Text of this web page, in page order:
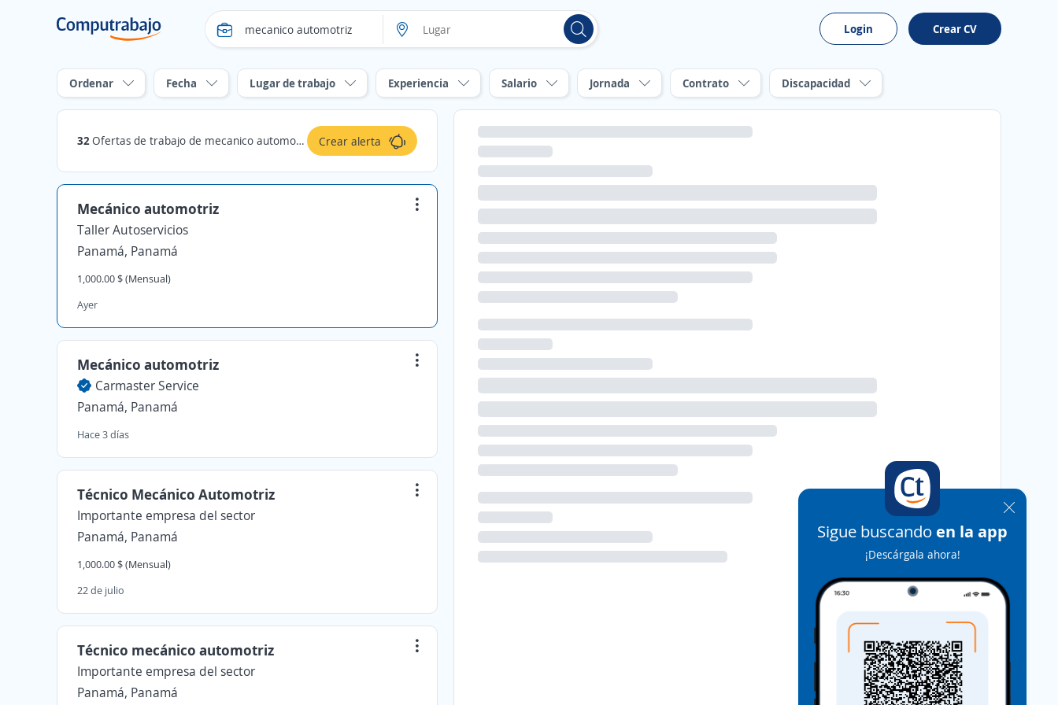
Login Crear CV
Ordenar Fecha Lugar de trabajo Experiencia Salario Jornada Contrato Discapacidad
32Ofertas de trabajo de mecanico automotriz Crear alerta
Mecánico automotriz
Taller Autoservicios
Panamá, Panamá
1,000.00 $ (Mensual)
Ayer
Mecánico automotriz
Carmaster Service
Panamá, Panamá
Hace 3 días
Técnico Mecánico Automotriz
Importante empresa del sector
Panamá, Panamá
1,000.00 $ (Mensual)
22 de julio
Técnico mecánico automotriz
Importante empresa del sector
Panamá, Panamá
Sigue buscando en la app
¡Descárgala ahora!